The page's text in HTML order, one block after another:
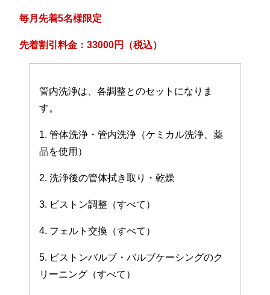
毎月先着5名様限定
先着割引料金：33000円（税込）
管内洗浄は、各調整とのセットになりま
す。
1. 管体洗浄・管内洗浄（ケミカル洗浄、薬
品を使用）
2. 洗浄後の管体拭き取り・乾燥
3. ピストン調整（すべて）
4. フェルト交換（すべて）
5. ピストンバルブ・バルブケーシングのク
リーニング（すべて）